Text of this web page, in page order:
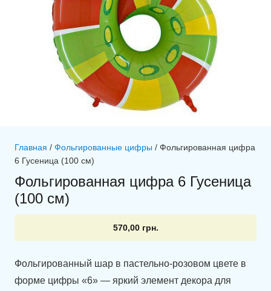
Главная / Фольгированные цифры / Фольгированная цифра
6 Гусеница (100 см)
Фольгированная цифра 6 Гусеница
(100 см)
570,00 грн.
Фольгированный шар в пастельно-розовом цвете в
форме цифры «6» — яркий элемент декора для